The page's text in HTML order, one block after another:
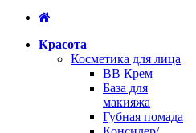
Красота
Косметика для лица
BB Крем
База для
макияжа
Губная помада